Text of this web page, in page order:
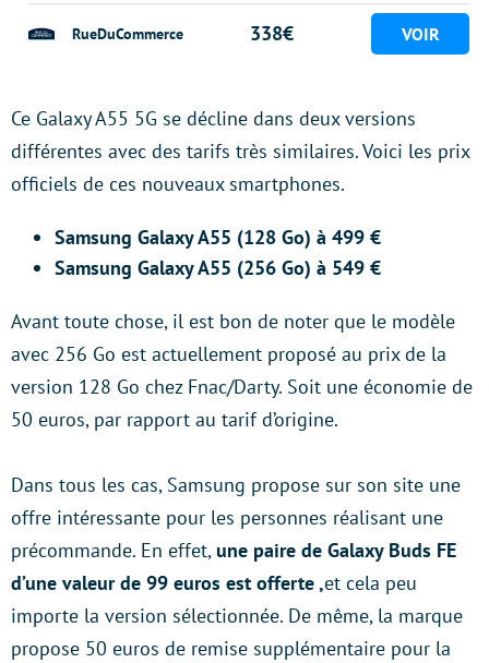
RueDuCommerce 338€
Ce Galaxy A55 5G se décline dans deux versions
différentes avec des tarifs très similaires. Voici les prix
officiels de ces nouveaux smartphones.
Samsung Galaxy A55 (128 Go) à 499 €
Samsung Galaxy A55 (256 Go) à 549 €
Avant toute chose, il est bon de noter que le modèle
avec 256 Go est actuellement proposé au prix de la
version 128 Go chez Fnac/Darty. Soit une économie de
50 euros, par rapport au tarif d’origine.
Dans tous les cas, Samsung propose sur son site une
offre intéressante pour les personnes réalisant une
précommande. En effet, une paire de Galaxy Buds FE
d’une valeur de 99 euros est offerte ,et cela peu
importe la version sélectionnée. De même, la marque
propose 50 euros de remise supplémentaire pour la